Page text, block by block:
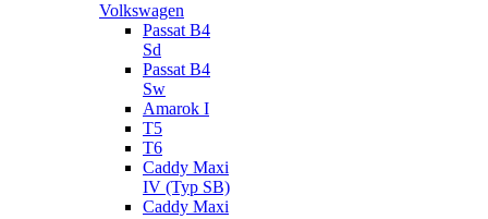
Volkswagen
Passat B4
Sd
Passat B4
Sw
Amarok I
T5
T6
Caddy Maxi
IV (Typ SB)
Caddy Maxi